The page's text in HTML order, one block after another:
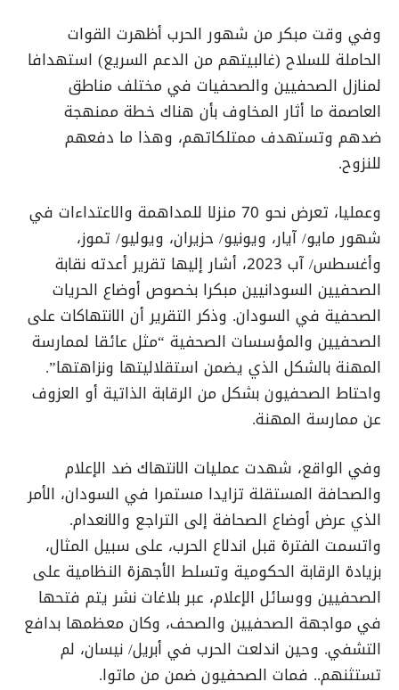
وفي وقت مبكر من شهور الحرب أظهرت القوات
الحاملة للسلاح (غالبيتهم من الدعم السريع) استهدافا
لمنازل الصحفيين والصحفيات في مختلف مناطق
العاصمة ما أثار المخاوف بأن هناك خطة ممنهجة
ضدهم وتستهدف ممتلكاتهم، وهذا ما دفعهم
للنزوح.
وعمليا، تعرض نحو 70 منزلا للمداهمة والاعتداءات في
شهور مايو/ آيار، ويونيو/ حزيران، ويوليو/ تموز،
وأغسطس/ آب 2023، أشار إليها تقرير أعدته نقابة
الصحفيين السودانيين مبكرا بخصوص أوضاع الحريات
الصحفية في السودان. وذكر التقرير أن الانتهاكات على
الصحفيين والمؤسسات الصحفية “مثل عائقا لممارسة
المهنة بالشكل الذي يضمن استقلاليتها ونزاهتها”.
واحتاط الصحفيون بشكل من الرقابة الذاتية أو العزوف
عن ممارسة المهنة.
وفي الواقع، شهدت عمليات الانتهاك ضد الإعلام
والصحافة المستقلة تزايدا مستمرا في السودان، الأمر
الذي عرض أوضاع الصحافة إلى التراجع والانعدام.
واتسمت الفترة قبل اندلاع الحرب، على سبيل المثال،
بزيادة الرقابة الحكومية وتسلط الأجهزة النظامية على
الصحفيين ووسائل الإعلام، عبر بلاغات نشر يتم فتحها
في مواجهة الصحفيين والصحف، وكان معظمها بدافع
التشفي. وحين اندلعت الحرب في أبريل/ نيسان، لم
تستثنهم.. فمات الصحفيون ضمن من ماتوا.